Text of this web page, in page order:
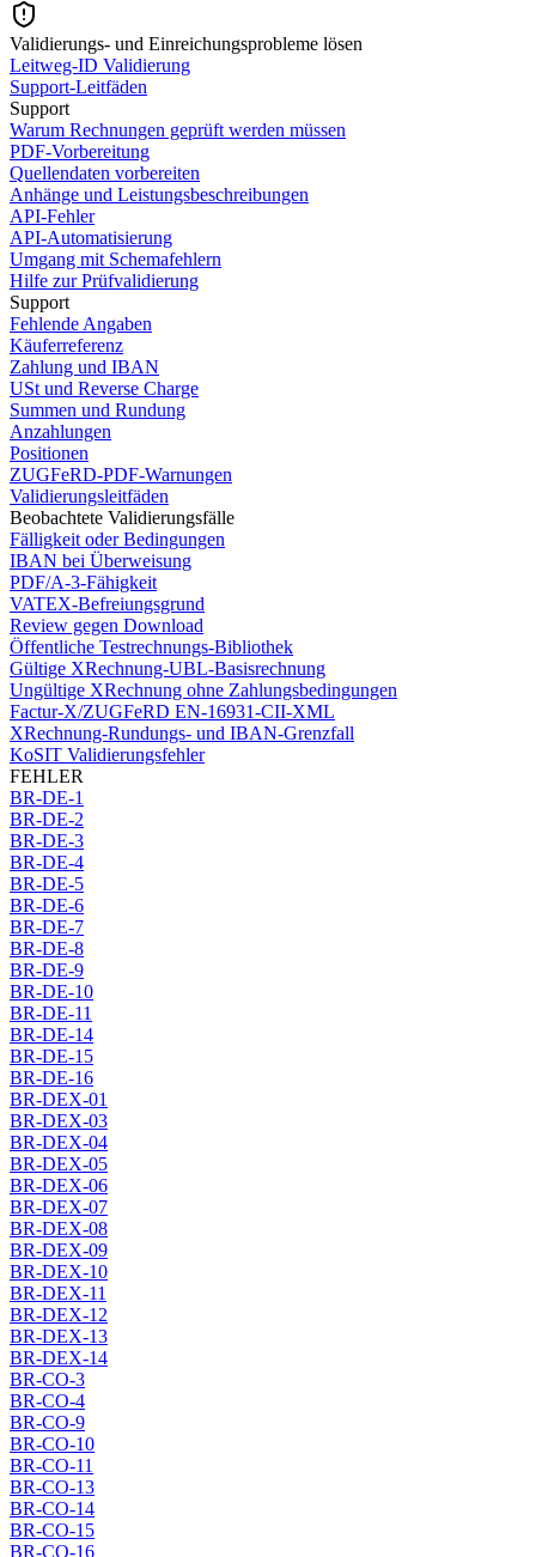
Validierungs- und Einreichungsprobleme lösen
Leitweg-ID Validierung
Support-Leitfäden
Support
Warum Rechnungen geprüft werden müssen
PDF-Vorbereitung
Quellendaten vorbereiten
Anhänge und Leistungsbeschreibungen
API-Fehler
API-Automatisierung
Umgang mit Schemafehlern
Hilfe zur Prüfvalidierung
Support
Fehlende Angaben
Käuferreferenz
Zahlung und IBAN
USt und Reverse Charge
Summen und Rundung
Anzahlungen
Positionen
ZUGFeRD-PDF-Warnungen
Validierungsleitfäden
Beobachtete Validierungsfälle
Fälligkeit oder Bedingungen
IBAN bei Überweisung
PDF/A-3-Fähigkeit
VATEX-Befreiungsgrund
Review gegen Download
Öffentliche Testrechnungs-Bibliothek
Gültige XRechnung-UBL-Basisrechnung
Ungültige XRechnung ohne Zahlungsbedingungen
Factur-X/ZUGFeRD EN-16931-CII-XML
XRechnung-Rundungs- und IBAN-Grenzfall
KoSIT Validierungsfehler
FEHLER
BR-DE-1
BR-DE-2
BR-DE-3
BR-DE-4
BR-DE-5
BR-DE-6
BR-DE-7
BR-DE-8
BR-DE-9
BR-DE-10
BR-DE-11
BR-DE-14
BR-DE-15
BR-DE-16
BR-DEX-01
BR-DEX-03
BR-DEX-04
BR-DEX-05
BR-DEX-06
BR-DEX-07
BR-DEX-08
BR-DEX-09
BR-DEX-10
BR-DEX-11
BR-DEX-12
BR-DEX-13
BR-DEX-14
BR-CO-3
BR-CO-4
BR-CO-9
BR-CO-10
BR-CO-11
BR-CO-13
BR-CO-14
BR-CO-15
BR-CO-16